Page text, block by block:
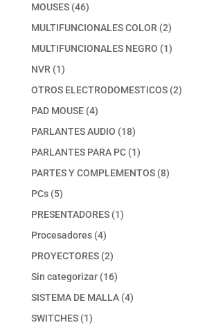
MOUSES 4646
productos
MULTIFUNCIONALES COLOR 22
productos
MULTIFUNCIONALES NEGRO 11
NVR 11
producto
OTROS ELECTRODOMESTICOS 22
PAD MOUSE 44
productos
PARLANTES AUDIO 1818
productos
PARLANTES PARA PC 11
producto
PARTES Y COMPLEMENTOS 88
PCs 55
productos
PRESENTADORES 11
Procesadores 44
productos
PROYECTORES 22
productos
Sin categorizar 1616
productos
SISTEMA DE MALLA 44
SWITCHES 11